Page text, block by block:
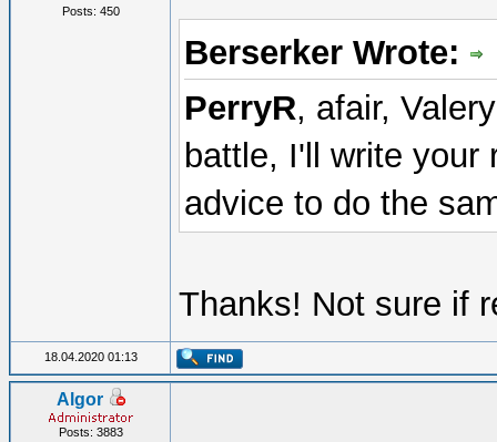
Posts: 450
Berserker Wrote:
PerryR, afair,
battle, I'll write your
advice to do the
Thanks! Not sure if
18.04.2020 01:13
Algor
Posts: 3883